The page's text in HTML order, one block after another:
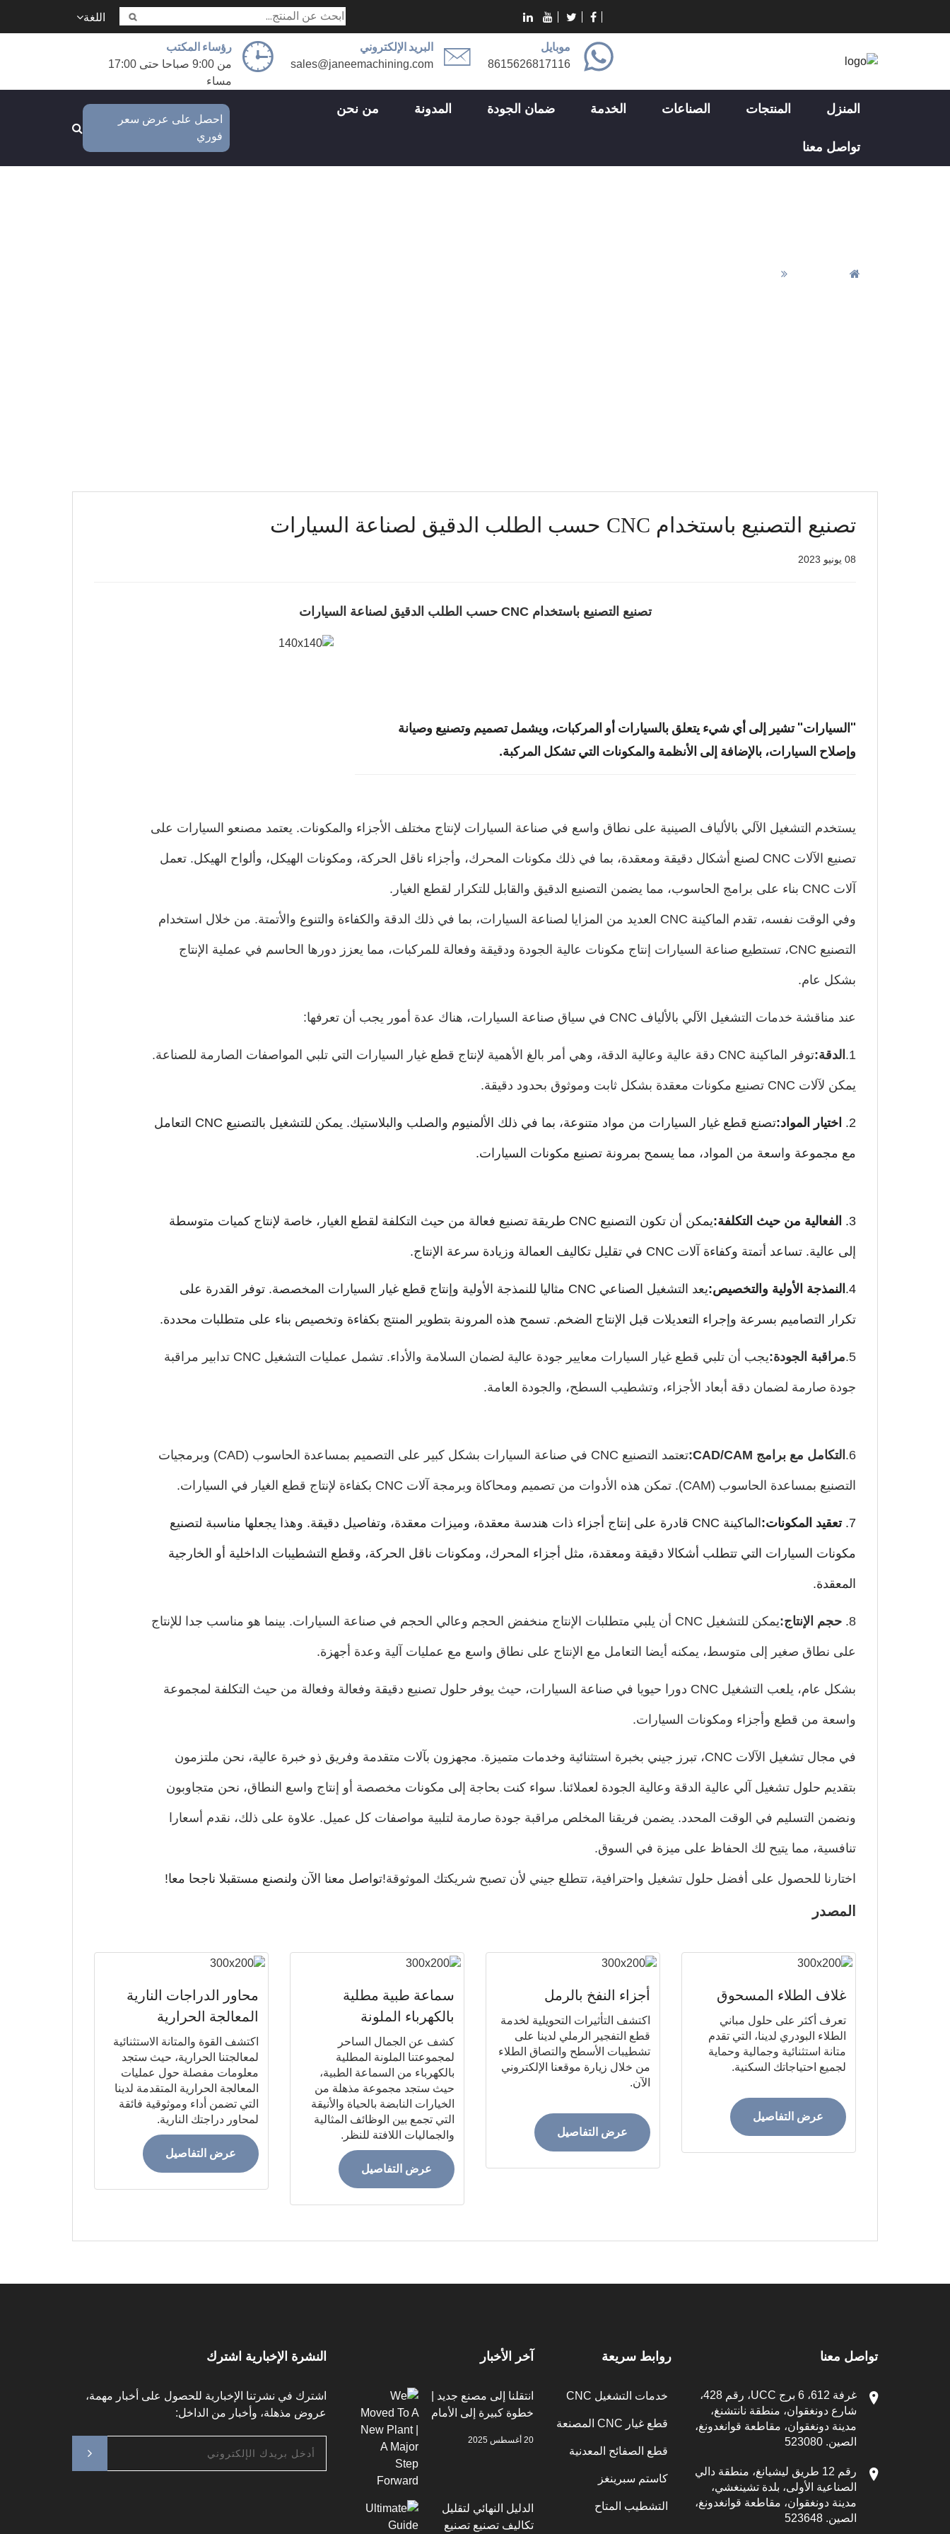
اللغة
رؤساء المكتب
من 9:00 صباحا حتى 17:00
مساء
البريد الإلكتروني
sales@janeemachining.com
موبايل
8615626817116
المنزل المنتجات الصناعات الخدمة ضمان الجودة المدونة من نحن
تواصل معنا
احصل على عرض سعر
فوري
تصنيع التصنيع باستخدام CNC حسب الطلب الدقيق لصناعة السيارات
08 يونيو 2023
تصنيع التصنيع باستخدام CNC حسب الطلب الدقيق لصناعة السيارات
"السيارات" تشير إلى أي شيء يتعلق بالسيارات أو المركبات، ويشمل تصميم وتصنيع وصيانة
وإصلاح السيارات، بالإضافة إلى الأنظمة والمكونات التي تشكل المركبة.
يستخدم التشغيل الآلي بالألياف الصينية على نطاق واسع في صناعة السيارات لإنتاج مختلف الأجزاء والمكونات. يعتمد مصنعو السيارات على
تصنيع الآلات CNC لصنع أشكال دقيقة ومعقدة، بما في ذلك مكونات المحرك، وأجزاء ناقل الحركة، ومكونات الهيكل، وألواح الهيكل. تعمل
آلات CNC بناء على برامج الحاسوب، مما يضمن التصنيع الدقيق والقابل للتكرار لقطع الغيار.
وفي الوقت نفسه، تقدم الماكينة CNC العديد من المزايا لصناعة السيارات، بما في ذلك الدقة والكفاءة والتنوع والأتمتة. من خلال استخدام
التصنيع CNC، تستطيع صناعة السيارات إنتاج مكونات عالية الجودة ودقيقة وفعالة للمركبات، مما يعزز دورها الحاسم في عملية الإنتاج
بشكل عام.
عند مناقشة خدمات التشغيل الآلي بالألياف CNC في سياق صناعة السيارات، هناك عدة أمور يجب أن تعرفها:
1. الدقة: توفر الماكينة CNC دقة عالية وعالية الدقة، وهي أمر بالغ الأهمية لإنتاج قطع غيار السيارات التي تلبي المواصفات الصارمة للصناعة.
يمكن لآلات CNC تصنيع مكونات معقدة بشكل ثابت وموثوق بحدود دقيقة.
2. اختيار المواد: تصنع قطع غيار السيارات من مواد متنوعة، بما في ذلك الألمنيوم والصلب والبلاستيك. يمكن للتشغيل بالتصنيع CNC التعامل
مع مجموعة واسعة من المواد، مما يسمح بمرونة تصنيع مكونات السيارات.
3. الفعالية من حيث التكلفة: يمكن أن تكون التصنيع CNC طريقة تصنيع فعالة من حيث التكلفة لقطع الغيار، خاصة لإنتاج كميات متوسطة
إلى عالية. تساعد أتمتة وكفاءة آلات CNC في تقليل تكاليف العمالة وزيادة سرعة الإنتاج.
4. النمذجة الأولية والتخصيص: يعد التشغيل الصناعي CNC مثاليا للنمذجة الأولية وإنتاج قطع غيار السيارات المخصصة. توفر القدرة على
تكرار التصاميم بسرعة وإجراء التعديلات قبل الإنتاج الضخم. تسمح هذه المرونة بتطوير المنتج بكفاءة وتخصيص بناء على متطلبات محددة.
5. مراقبة الجودة: يجب أن تلبي قطع غيار السيارات معايير جودة عالية لضمان السلامة والأداء. تشمل عمليات التشغيل CNC تدابير مراقبة
جودة صارمة لضمان دقة أبعاد الأجزاء، وتشطيب السطح، والجودة العامة.
6. التكامل مع برامج CAD/CAM: تعتمد التصنيع CNC في صناعة السيارات بشكل كبير على التصميم بمساعدة الحاسوب (CAD) وبرمجيات
التصنيع بمساعدة الحاسوب (CAM). تمكن هذه الأدوات من تصميم ومحاكاة وبرمجة آلات CNC بكفاءة لإنتاج قطع الغيار في السيارات.
7. تعقيد المكونات: الماكينة CNC قادرة على إنتاج أجزاء ذات هندسة معقدة، وميزات معقدة، وتفاصيل دقيقة. وهذا يجعلها مناسبة لتصنيع
مكونات السيارات التي تتطلب أشكالا دقيقة ومعقدة، مثل أجزاء المحرك، ومكونات ناقل الحركة، وقطع التشطيبات الداخلية أو الخارجية
المعقدة.
8. حجم الإنتاج: يمكن للتشغيل CNC أن يلبي متطلبات الإنتاج منخفض الحجم وعالي الحجم في صناعة السيارات. بينما هو مناسب جدا للإنتاج
على نطاق صغير إلى متوسط، يمكنه أيضا التعامل مع الإنتاج على نطاق واسع مع عمليات آلية وعدة أجهزة.
بشكل عام، يلعب التشغيل CNC دورا حيويا في صناعة السيارات، حيث يوفر حلول تصنيع دقيقة وفعالة وفعالة من حيث التكلفة لمجموعة
واسعة من قطع وأجزاء ومكونات السيارات.
في مجال تشغيل الآلات CNC، تبرز جيني بخبرة استثنائية وخدمات متميزة. مجهزون بآلات متقدمة وفريق ذو خبرة عالية، نحن ملتزمون
بتقديم حلول تشغيل آلي عالية الدقة وعالية الجودة لعملائنا. سواء كنت بحاجة إلى مكونات مخصصة أو إنتاج واسع النطاق، نحن متجاوبون
ونضمن التسليم في الوقت المحدد. يضمن فريقنا المخلص مراقبة جودة صارمة لتلبية مواصفات كل عميل. علاوة على ذلك، نقدم أسعارا
تنافسية، مما يتيح لك الحفاظ على ميزة في السوق.
اختارنا للحصول على أفضل حلول تشغيل واحترافية، تتطلع جيني لأن تصبح شريكتك الموثوقة!تواصل معنا الآن ولنصنع مستقبلا ناجحا معا!
المصدر
غلاف الطلاء المسحوق
تعرف أكثر على حلول مباني
الطلاء البودري لدينا، التي تقدم
متانة استثنائية وجمالية وحماية
لجميع احتياجاتك السكنية.
عرض التفاصيل
أجزاء النفخ بالرمل
اكتشف التأثيرات التحويلية لخدمة
قطع التفجير الرملي لدينا على
تشطيبات الأسطح والتصاق الطلاء
من خلال زيارة موقعنا الإلكتروني
الآن.
عرض التفاصيل
سماعة طبية مطلية
بالكهرباء الملونة
كشف عن الجمال الساحر
لمجموعتنا الملونة المطلية
بالكهرباء من السماعة الطبية،
حيث ستجد مجموعة مذهلة من
الخيارات النابضة بالحياة والأنيقة
التي تجمع بين الوظائف المثالية
والجماليات اللافتة للنظر.
عرض التفاصيل
محاور الدراجات النارية
المعالجة الحرارية
اكتشف القوة والمتانة الاستثنائية
لمعالجتنا الحرارية، حيث ستجد
معلومات مفصلة حول عمليات
المعالجة الحرارية المتقدمة لدينا
التي تضمن أداء وموثوقية فائقة
لمحاور دراجتك النارية.
عرض التفاصيل
تواصل معنا
غرفة 612، 6 برج UCC، رقم 428،
شارع دونغقوان، منطقة نانتشنغ،
مدينة دونغقوان، مقاطعة قوانغدونغ،
الصين. 523080
رقم 12 طريق ليشيانغ، منطقة دالي
الصناعية الأولى، بلدة تشينغشي،
مدينة دونغقوان، مقاطعة قوانغدونغ،
الصين. 523648
روابط سريعة
خدمات التشغيل CNC
قطع غيار CNC المصنعة
قطع الصفائح المعدنية
كاستم سبرينغز
التشطيب المتاح
آخر الأخبار
انتقلنا إلى مصنع جديد |
خطوة كبيرة إلى الأمام
20 أغسطس 2025
الدليل النهائي لتقليل
تكاليف تصنيع تصنيع
النشرة الإخبارية اشترك
اشترك في نشرتنا الإخبارية للحصول على أخبار مهمة،
عروض مذهلة، وأخبار من الداخل: